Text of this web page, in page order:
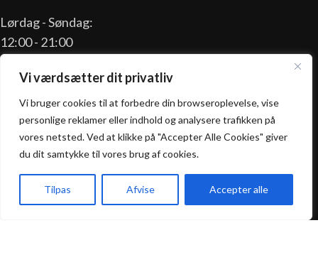
Vi værdsætter dit privatliv
Vi bruger cookies til at forbedre din browseroplevelse, vise
personlige reklamer eller indhold og analysere trafikken på
vores netsted. Ved at klikke på "Accepter Alle Cookies" giver
du dit samtykke til vores brug af cookies.
Tilpas Afvise Accepter alle
Lørdag - Søndag:
12:00 - 21:00
Praktisk
Forside
Kontakt os
Handelsbetingelser